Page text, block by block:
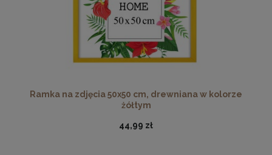
17,99 zł
DO KOSZYKA
Ramka na zdjęcia 50x50 cm, drewniana w kolorze
żółtym
44,99 zł